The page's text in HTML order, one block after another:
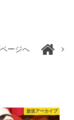
ページへ
放送アーカイブ